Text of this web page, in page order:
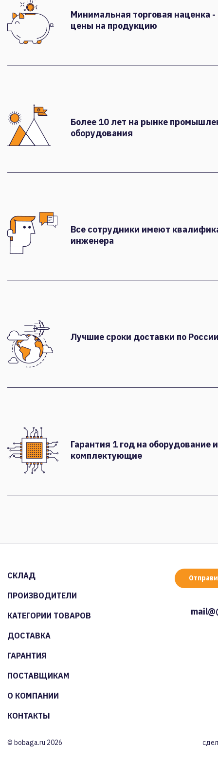
Минимальная торговая наценка
цены на продукцию
Более 10 лет на рынке
оборудования
Все сотрудники имеют
инженера
Лучшие сроки доставки по
Гарантия 1 год на оборудование и
комплектующие
СКЛАД
ПРОИЗВОДИТЕЛИ
КАТЕГОРИИ ТОВАРОВ
ДОСТАВКА
ГАРАНТИЯ
ПОСТАВЩИКАМ
О КОМПАНИИ
КОНТАКТЫ
© bobaga.ru 2026